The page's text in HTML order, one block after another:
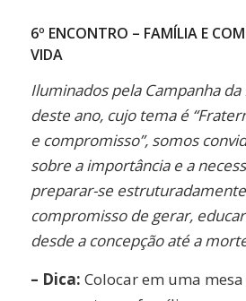
6º ENCONTRO – FAMÍLIA E
VIDA
Iluminados pela Campanha
deste ano, cujo tema é
e compromisso”, somos
sobre a importância e a
preparar-se
compromisso de gerar,
desde a concepção até a
– Dica: Colocar em uma